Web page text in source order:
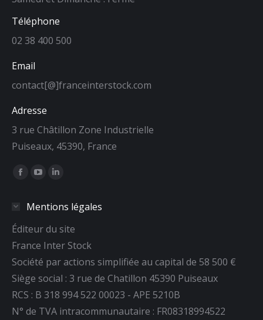
Téléphone
02 38 400 500
Email
contact[@]franceinterstock.com
Adresse
3 rue Châtillon Zone Industrielle
Puiseaux, 45390, France
Trouvez nous sur :
La
Facebook
s'ouvre
une
nouvelle
fenêtre
La
YouTube
s'ouvre
dans
une
nouvelle
fenêtre
La
LinkedIn
s'ouvre
dans
fenêtre
Mentions légales
Éditeur du site
France Inter Stock
Société par actions simplifiée au capital de 58 500 €
Siège social : 3 rue de Chatillon 45390 Puiseaux
RCS : B 318 994 522 00023 - APE 5210B
N° de TVA intracommunautaire : FR08318994522